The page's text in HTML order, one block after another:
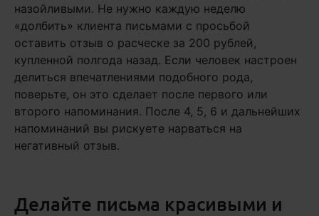
назойливыми. Не нужно каждую неделю
«долбить» клиента письмами с просьбой
оставить отзыв о расческе за 200 рублей,
купленной полгода назад. Если человек настроен
делиться впечатлениями подобного рода,
поверьте, он это сделает после первого или
второго напоминания. После 4, 5, 6 и дальнейших
напоминаний вы рискуете нарваться на
негативный отзыв.
Делайте письма красивыми и